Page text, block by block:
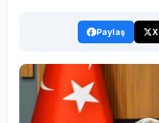
Paylaş